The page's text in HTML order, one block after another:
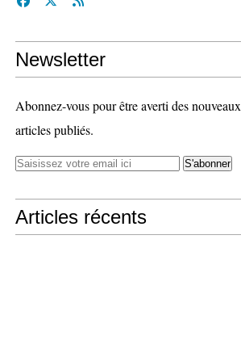
Newsletter
Abonnez-vous pour être averti des nouveaux
articles publiés.
Articles récents